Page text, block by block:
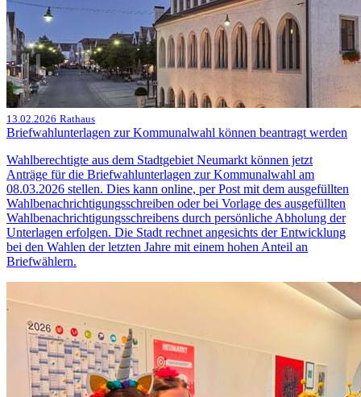
13.02.2026 Rathaus
Briefwahlunterlagen zur Kommunalwahl können beantragt werden
Wahlberechtigte aus dem Stadtgebiet Neumarkt können jetzt
Anträge für die Briefwahlunterlagen zur Kommunalwahl am
08.03.2026 stellen. Dies kann online, per Post mit dem ausgefüllten
Wahlbenachrichtigungsschreiben oder bei Vorlage des ausgefüllten
Wahlbenachrichtigungsschreibens durch persönliche Abholung der
Unterlagen erfolgen. Die Stadt rechnet angesichts der Entwicklung
bei den Wahlen der letzten Jahre mit einem hohen Anteil an
Briefwählern.